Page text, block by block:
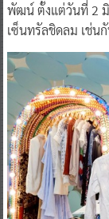
พัฒน์ ตั้งแต่วันที่ 2 มิ
เซ็นทรัลชิดลม เช่น